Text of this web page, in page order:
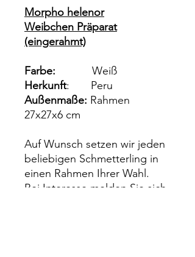
Morpho helenor
Weibchen Präparat
(eingerahmt)
Farbe:
Weiß
Herkunft: Peru
Außenmaße: Rahmen
27x27x6 cm
Auf Wunsch setzen wir jeden
beliebigen Schmetterling in
einen Rahmen Ihrer Wahl.
Bei Interesse melden Sie sich